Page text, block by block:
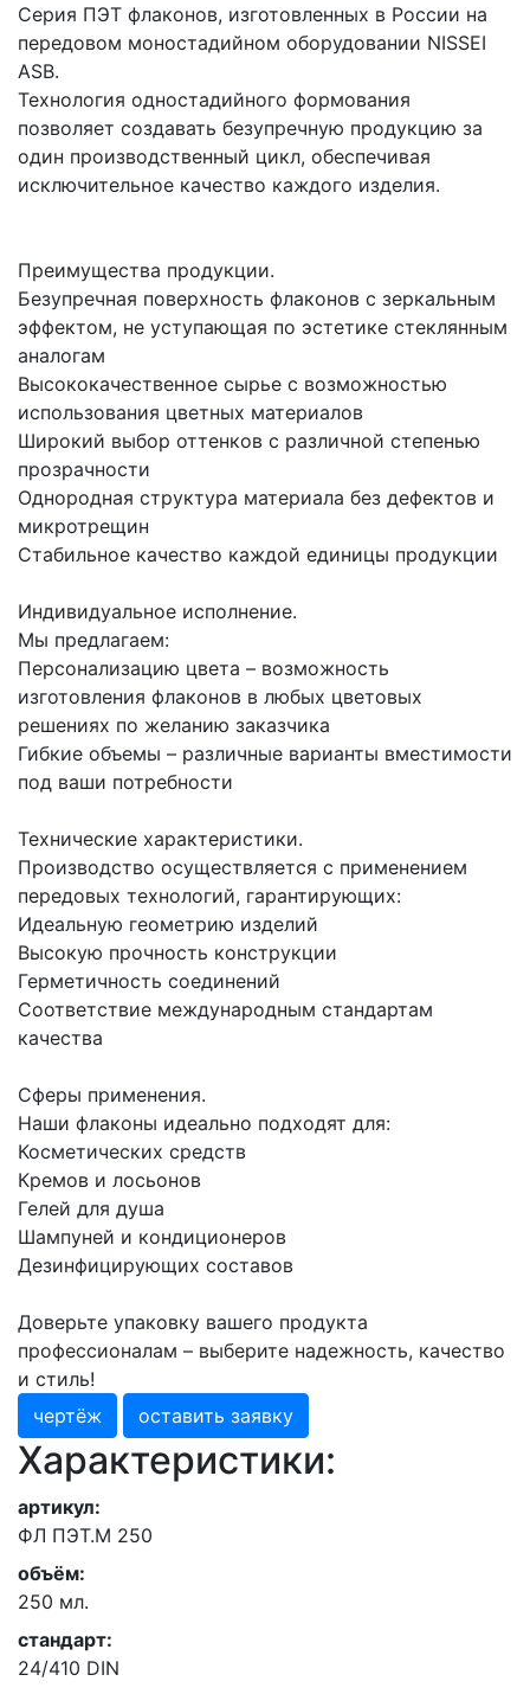
Серия ПЭТ флаконов, изготовленных в России на
передовом моностадийном оборудовании NISSEI
ASB.
Технология одностадийного формования
позволяет создавать безупречную продукцию за
один производственный цикл, обеспечивая
исключительное качество каждого изделия.
Преимущества продукции.
Безупречная поверхность флаконов с зеркальным
эффектом, не уступающая по эстетике стеклянным
аналогам
Высококачественное сырье с возможностью
использования цветных материалов
Широкий выбор оттенков с различной степенью
прозрачности
Однородная структура материала без дефектов и
микротрещин
Стабильное качество каждой единицы продукции
Индивидуальное исполнение.
Мы предлагаем:
Персонализацию цвета – возможность
изготовления флаконов в любых цветовых
решениях по желанию заказчика
Гибкие объемы – различные варианты вместимости
под ваши потребности
Технические характеристики.
Производство осуществляется с применением
передовых технологий, гарантирующих:
Идеальную геометрию изделий
Высокую прочность конструкции
Герметичность соединений
Соответствие международным стандартам
качества
Сферы применения.
Наши флаконы идеально подходят для:
Косметических средств
Кремов и лосьонов
Гелей для душа
Шампуней и кондиционеров
Дезинфицирующих составов
Доверьте упаковку вашего продукта
профессионалам – выберите надежность, качество
и стиль!
чертёж
оставить заявку
Характеристики:
артикул:
ФЛ ПЭТ.М 250
объём:
250 мл.
стандарт:
24/410 DIN